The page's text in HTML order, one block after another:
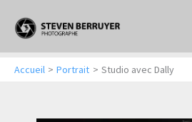
contenu
Accueil Portrait Studio avec Dally